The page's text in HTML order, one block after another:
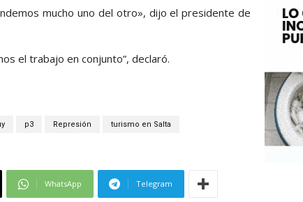
mucho uno del otro», dijo el presidente de
el trabajo en conjunto”, declaró.
p3 Represión turismo en Salta
WhatsApp Telegram